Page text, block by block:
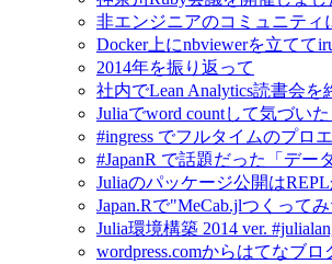
非エンジニアのコミュニティ
Docker上にnbviewerを立てて
2014年を振り返って
社内でLean Analytics読書会を
Juliaでword countして気づい
#ingress でフルタイムのプロ
#JapanR で話題だった「デ
Juliaのパッケージ公開は
Japan.Rで"MeCab.jlつくって
Julia環境構築 2014 ver.
wordpress.comからはてなブ